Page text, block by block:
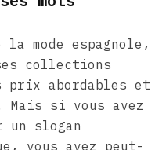
mode espagnole,
collections
prix abordables et
Mais si vous avez
un slogan
vous avez peut-